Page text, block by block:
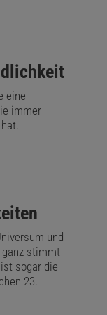
Regeln
nicht als
eine
immer
und
stimmt
sogar die
23.